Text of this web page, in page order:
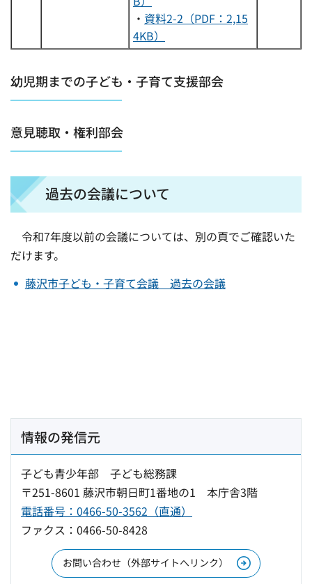
・ 資料2-2（PDF：2,15
4KB）
幼児期までの子ども・子育て支援部会
意見聴取・権利部会
過去の会議について
令和7年度以前の会議については、別の頁でご確認いた
だけます。
藤沢市子ども・子育て会議 過去の会議
情報の発信元
子ども青少年部 子ども総務課
〒251-8601 藤沢市朝日町1番地の1 本庁舎3階
電話番号：0466-50-3562（直通）
ファクス：0466-50-8428
お問い合わせ（外部サイトへリンク）